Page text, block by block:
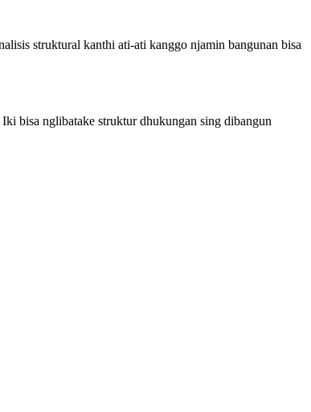
struktural kanthi ati-ati kanggo njamin bangunan bisa
bisa nglibatake struktur dhukungan sing dibangun